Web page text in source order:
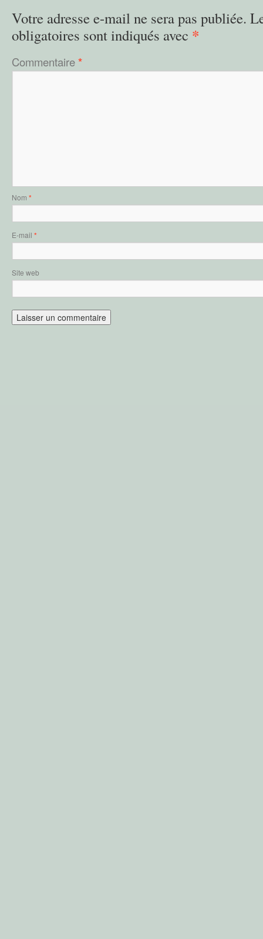
Votre adresse e-mail ne sera pas publiée.
obligatoires sont indiqués avec *
Commentaire*
Nom *
E-mail *
Site web